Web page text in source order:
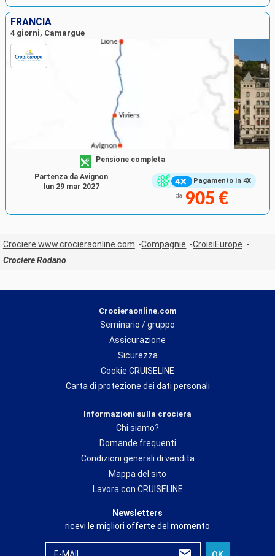
FRANCIA
4 giorni, Camargue
Pagamento in 4X
Pensione completa
da 905 €
Partenza da Avignon
lun 29 mar 2027
Crociere www.crocieraonline.com Compagnie
CroisiEurope
Crociere Rodano
Crocieraonline.com
Seminario / gruppo
Assicurazione
Sicurezza
Cookie CRUISELINE
Carta di protezione dei dati personali
Informazioni sulla crociera
Chi siamo?
Domande frequenti
Condizioni generali di vendita
Mappa del sito
Lavora con CRUISELINE
Newsletters
ricevi le migliori offerte del momento